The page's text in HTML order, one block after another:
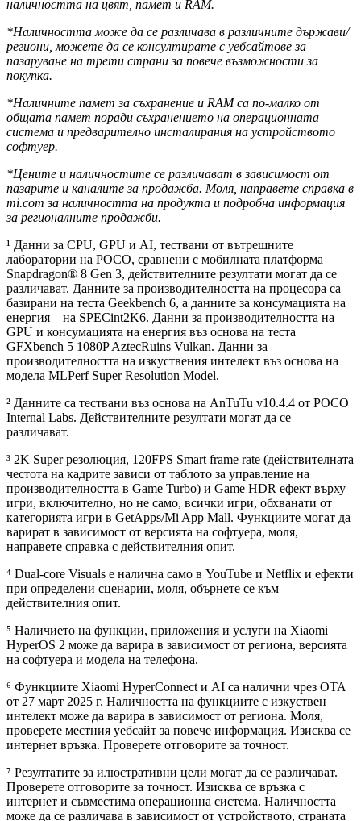
наличността на цвят, памет и RAM.
*Наличността може да се различава в различните държави/
региони, можете да се консултирате с уебсайтове за
пазаруване на трети страни за повече възможности за
покупка.
*Наличните памет за съхранение и RAM са по-малко от
общата памет поради съхранението на операционната
система и предварително инсталирания на устройството
софтуер.
*Цените и наличностите се различават в зависимост от
пазарите и каналите за продажба. Моля, направете справка в
mi.com за наличността на продукта и подробна информация
за регионалните продажби.
¹ Данни за CPU, GPU и AI, тествани от вътрешните
лаборатории на POCO, сравнени с мобилната платформа
Snapdragon® 8 Gen 3, действителните резултати могат да се
различават. Данните за производителността на процесора са
базирани на теста Geekbench 6, а данните за консумацията на
енергия – на SPECint2K6. Данни за производителността на
GPU и консумацията на енергия въз основа на теста
GFXbench 5 1080P AztecRuins Vulkan. Данни за
производителността на изкуствения интелект въз основа на
модела MLPerf Super Resolution Model.
² Данните са тествани въз основа на AnTuTu v10.4.4 от POCO
Internal Labs. Действителните резултати могат да се
различават.
³ 2K Super резолюция, 120FPS Smart frame rate (действителната
честота на кадрите зависи от таблото за управление на
производителността в Game Turbo) и Game HDR ефект върху
игри, включително, но не само, всички игри, обхванати от
категорията игри в GetApps/Mi App Mall. Функциите могат да
варират в зависимост от версията на софтуера, моля,
направете справка с действителния опит.
⁴ Dual-core Visuals е налична само в YouTube и Netflix и ефекти
при определени сценарии, моля, обърнете се към
действителния опит.
⁵ Наличието на функции, приложения и услуги на Xiaomi
HyperOS 2 може да варира в зависимост от региона, версията
на софтуера и модела на телефона.
⁶ Функциите Xiaomi HyperConnect и AI са налични чрез OTA
от 27 март 2025 г. Наличността на функциите с изкуствен
интелект може да варира в зависимост от региона. Моля,
проверете местния уебсайт за повече информация. Изисква се
интернет връзка. Проверете отговорите за точност.
⁷ Резултатите за илюстративни цели могат да се различават.
Проверете отговорите за точност. Изисква се връзка с
интернет и съвместима операционна система. Наличността
може да се различава в зависимост от устройството, страната